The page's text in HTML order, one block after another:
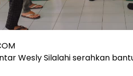
Wesly Silalahi serahkan